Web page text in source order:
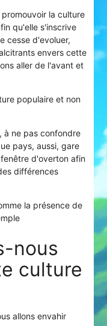
la culture
qu'elle s'inscrive
cesse d'evoluer,
envers cette
aller de l'avant et
populaire et non
à ne pas confondre
pays, aussi, gare
d'overton afin
différences
la présence de
nous
culture
allons envahir